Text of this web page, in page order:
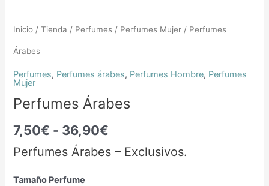
Inicio /Tienda / Perfumes / Perfumes Mujer / Perfumes
Árabes
Perfumes, Perfumes árabes, Perfumes Hombre, Perfumes
Mujer
Perfumes Árabes
7,50€ - 36,90€
Perfumes Árabes – Exclusivos.
Tamaño Perfume